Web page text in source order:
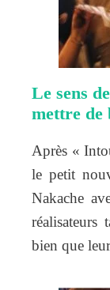
Le sens
mettre de
Après «
le petit
Nakache
réalisateurs
bien que